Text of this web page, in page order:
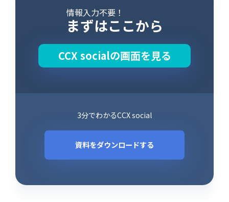
情報入力不要！
まずはここから
CCX socialの画面を見る
3分でわかるCCX social
資料をダウンロードする